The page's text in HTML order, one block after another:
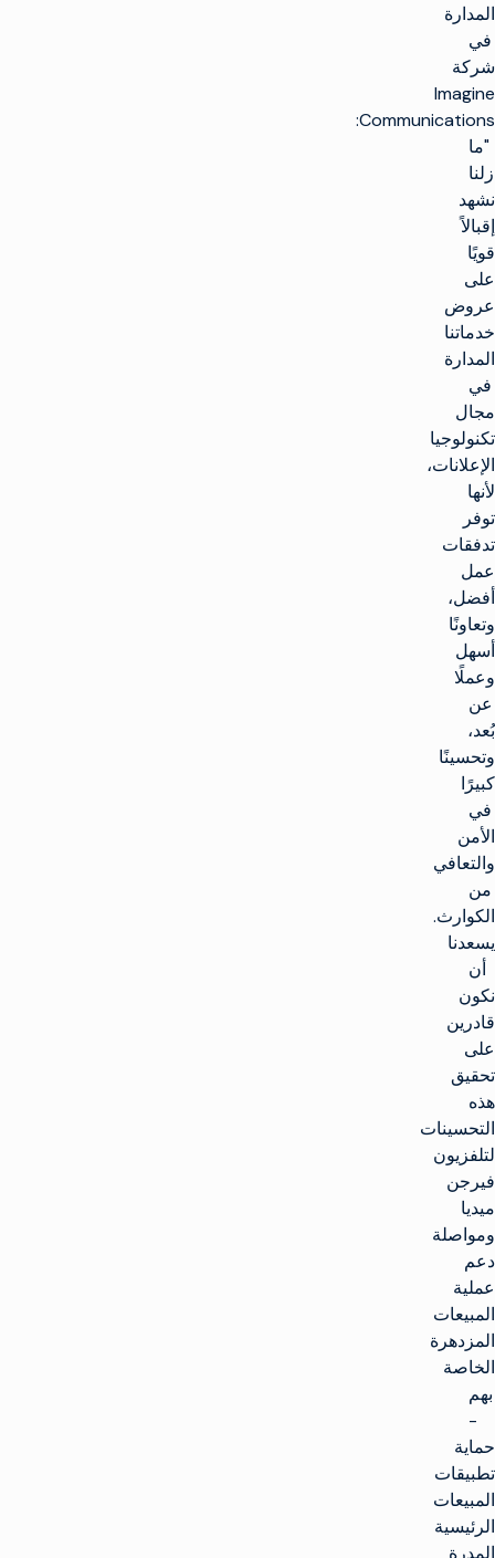
المدارة
في
شركة
Imagine
Communications:
"ما
زلنا
نشهد
إقبالاً
قويًا
على
عروض
خدماتنا
المدارة
في
مجال
تكنولوجيا
الإعلانات،
لأنها
توفر
تدفقات
عمل
أفضل،
وتعاونًا
أسهل
وعملًا
عن
بُعد،
وتحسينًا
كبيرًا
في
الأمن
والتعافي
من
الكوارث.
يسعدنا
أن
نكون
قادرين
على
تحقيق
هذه
التحسينات
لتلفزيون
فيرجن
ميديا
ومواصلة
دعم
عملية
المبيعات
المزدهرة
الخاصة
بهم
-
حماية
تطبيقات
المبيعات
الرئيسية
المدرة